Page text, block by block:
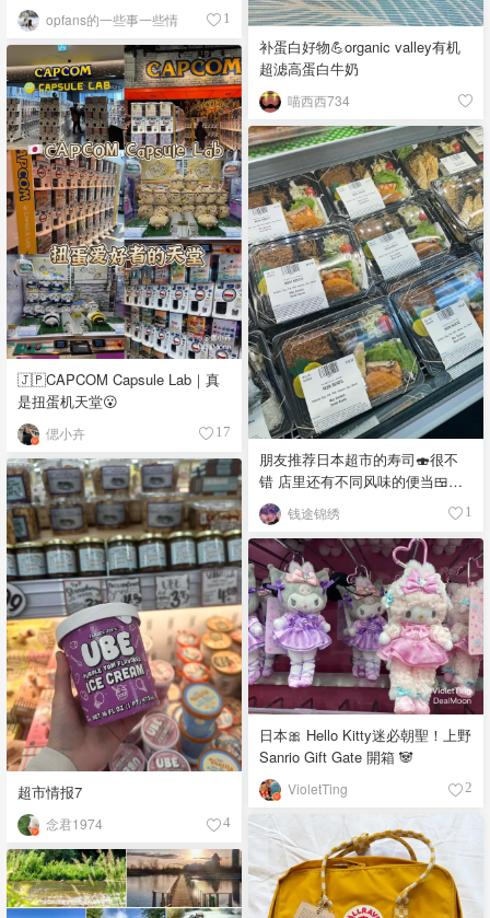
补蛋白好物💪organic valley有机
超滤高蛋白牛奶
喵西西734
opfans的一些事一些情 1
🇯🇵CAPCOM Capsule Lab｜真
是扭蛋机天堂😮
偲小卉 17
朋友推荐日本超市的寿司🍣很不
错 店里还有不同风味的便当🍱，
饭团🍙 品种真多，价格又实惠，
都看馋了
钱途锦绣 1
超市情报7
念君1974 4
日本🎀 Hello Kitty迷必朝聖！上野
Sanrio Gift Gate 開箱 🐼
VioletTing 2